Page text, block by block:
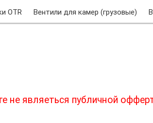
OTR Вентили для камер (грузовые)
не являеться публичной